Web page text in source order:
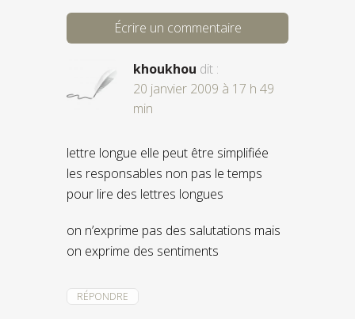
Écrire un commentaire
khoukhou dit :
20 janvier 2009 à 17 h 49
min
lettre longue elle peut être simplifiée
les responsables non pas le temps
pour lire des lettres longues
on n’exprime pas des salutations mais
on exprime des sentiments
RÉPONDRE